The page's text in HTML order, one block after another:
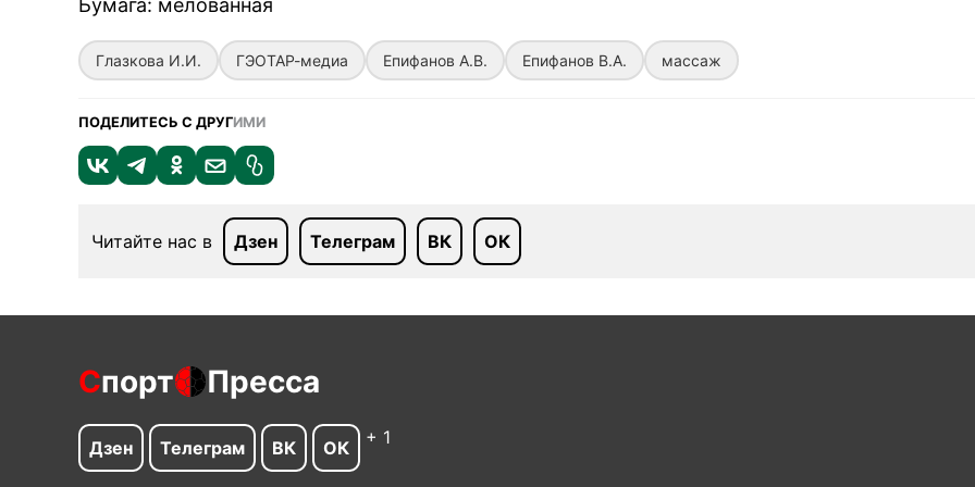
Бумага: мелованная
Глазкова И.И. ГЭОТАР-медиа Епифанов А.В. Епифанов В.А. массаж
ПОДЕЛИТЕСЬ С ДРУГИМИ
Читайте нас в Дзен Телеграм ВК ОК
Спорт Пресса
Дзен Телеграм ВК ОК + 1